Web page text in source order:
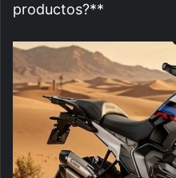
productos?**